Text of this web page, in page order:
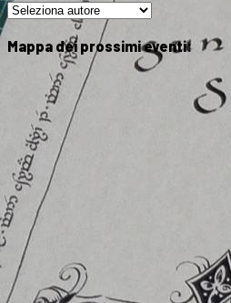
Mappa dei prossimi eventi: